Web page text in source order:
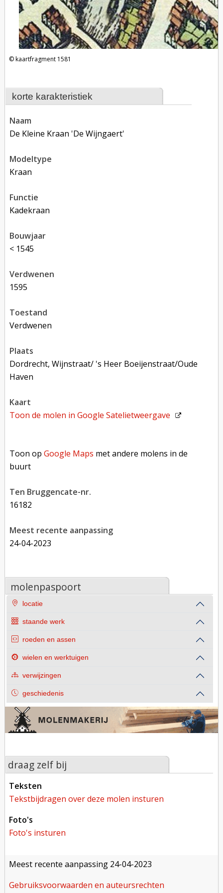
korte karakteristiek
naam
De Kleine Kraan 'De Wijngaert'
modeltype
kraan
functie
kadekraan
bouwjaar
< 1545
verdwenen
1595
toestand
verdwenen
plaats
Dordrecht, Wijnstraat/ 's Heer Boeijenstraat/Oude
Haven
kaart
Toon de molen inGoogle Satelietweergave
Toon opGoogle Maps met andere molens in de
buurt
Ten Bruggencate-nr.
16182
Meest recente aanpassing
24-04-2023
kaartfragment 1581
molenpaspoort
locatie
staande werk
roeden en assen
wielen en werktuigen
verwijzingen
geschiedenis
draag zelf bij
teksten
tekstbijdragen over deze molen insturen
foto's
foto's insturen
meest recente aanpassing 24-04-2023
gebruiksvoorwaarden en auteursrechten